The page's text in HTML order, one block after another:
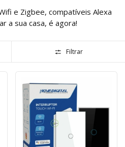
e Zigbee, compatíveis Alexa
a sua casa, é agora!
Filtrar